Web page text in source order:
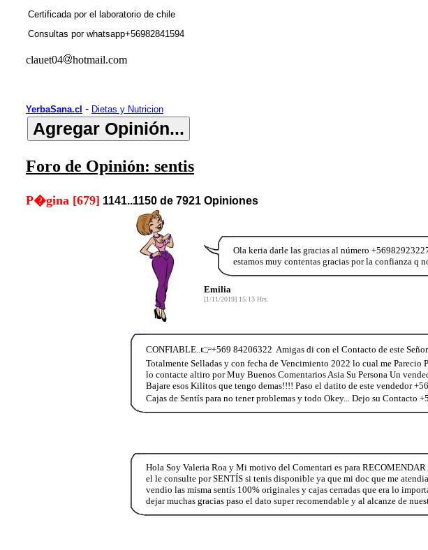
Certificada por el laboratorio de chile
Consultas por whatsapp+56982841594
clauet04 hotmail.com
YerbaSana.cl - Dietas y Nutricion
Foro de Opinión: sentis
P�gina [679] 1141..1150 de 7921 Opiniones
Ola keria darle las gracias al número
estamos muy contentas gracias por la confianza q
Emilia
[1/11/2019] 15:13 Hrs.
CONFIABLE..👉+569 84206322 Amigas di con el Contacto de este
Totalmente Selladas y con fecha de Vencimiento 2022 lo cual me
lo contacte altiro por Muy Buenos Comentarios Asia Su Persona Un
Bajare esos Kilitos que tengo demas!!!! Paso el datito de este vendedor
Cajas de Sentís para no tener problemas y todo Okey... Dejo su Contacto
Hola Soy Valeria Roa y Mi motivo del Comentari es para
el le consulte por SENTÍS si tenis disponible ya que mi doc que me
vendio las misma sentís 100% originales y cajas cerradas que era lo
dejar muchas gracias paso el dato super recomendable y al alcanze de